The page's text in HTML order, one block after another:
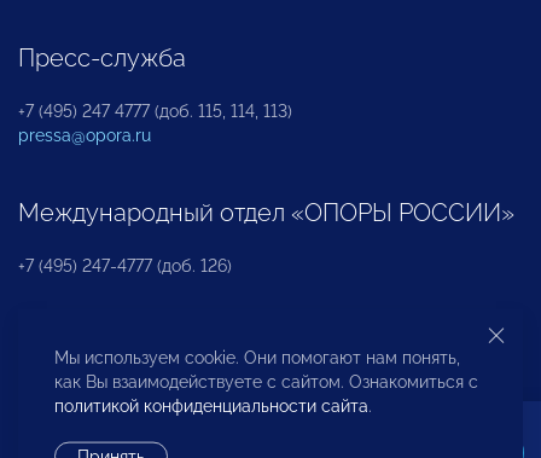
Пресс-служба
+7 (495) 247 4777 (доб. 115, 114, 113)
pressa@opora.ru
Международный отдел «ОПОРЫ РОССИИ»
+7 (495) 247-4777 (доб. 126)
Бюро по защите прав предпринимателей и
инвесторов
Мы используем cookie. Они помогают нам понять,
как Вы взаимодействуете с сайтом. Ознакомиться с
политикой конфиденциальности сайта.